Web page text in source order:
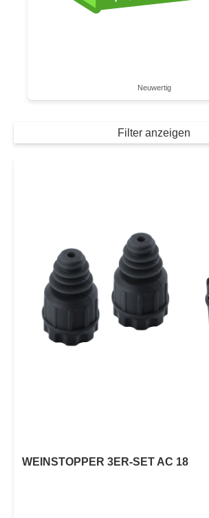
Neuwertig
Filter anzeigen
WEINSTOPPER 3ER-SET AC 18